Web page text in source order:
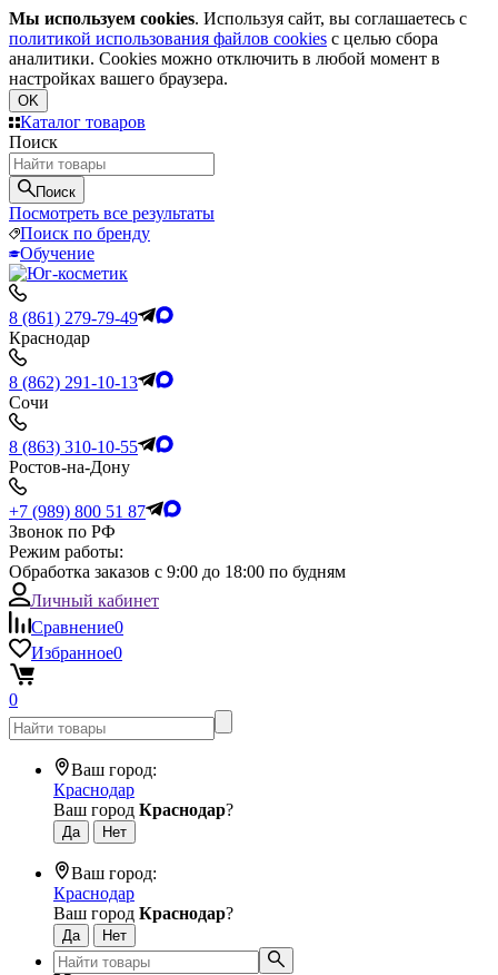
Мы используем cookies. Используя сайт, вы соглашаетесь с
политикой использования файлов cookies с целью сбора
аналитики. Cookies можно отключить в любой момент в
настройках вашего браузера.
OK
Каталог товаров
Поиск
Поиск
Посмотреть все результаты
Поиск по бренду
Обучение
8 (861) 279-79-49
Краснодар
8 (862) 291-10-13
Сочи
8 (863) 310-10-55
Ростов-на-Дону
+7 (989) 800 51 87
Звонок по РФ
Режим работы:
Обработка заказов с 9:00 до 18:00 по будням
Личный кабинет
Сравнение0
Избранное0
0
Ваш город:
Краснодар
Ваш город Краснодар?
Ваш город:
Краснодар
Ваш город Краснодар?